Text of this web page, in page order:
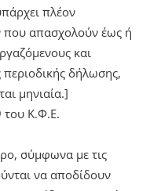
πλέον
που απασχολούν έως ή
και
περιοδικής δήλωσης,
μηνιαία.]
του Κ.Φ.Ε.
σύμφωνα με τις
να αποδίδουν